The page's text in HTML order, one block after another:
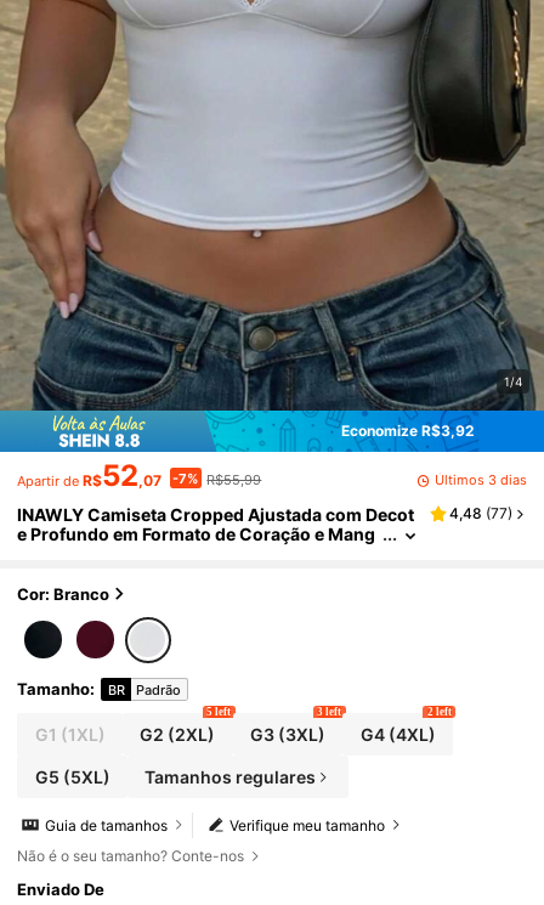
1/4
Economize R$3,92
Apartir de R$52,07 -7% R$55,99 Últimos 3 dias
INAWLY Camiseta Cropped Ajustada com Decot
e Profundo em Formato de Coração e Mang
4,48 (77)
Cor: Branco
Tamanho: BR Padrão
G1 (1XL) G2 (2XL)
5 left
G3(3XL)
3 left
G4(4XL)
2 left
G5 (5XL) Tamanhos regulares
Verifique meu tamanho
Guia de tamanhos
Não é o seu tamanho? Conte-nos
Enviado De